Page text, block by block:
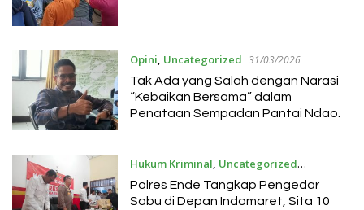
Opini, Uncategorized 31/03/2026
Tak Ada yang Salah dengan Narasi
“Kebaikan Bersama” dalam
Penataan Sempadan Pantai Ndao.
Hukum Kriminal, Uncategorized
09/03/2026
Polres Ende Tangkap Pengedar
Sabu di Depan Indomaret, Sita 10